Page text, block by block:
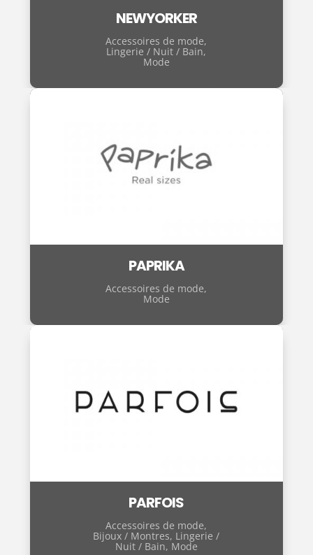
NEWYORKER
Accessoires de mode,
Lingerie / Nuit / Bain,
Mode
PAPRIKA
Accessoires de mode,
Mode
PARFOIS
Accessoires de mode,
Bijoux / Montres, Lingerie /
Nuit / Bain, Mode